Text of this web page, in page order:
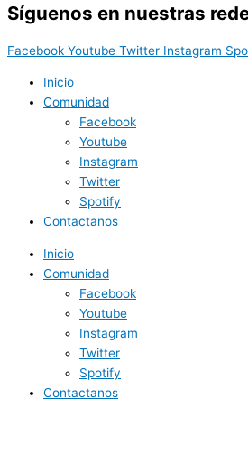
Síguenos en nuestras
Facebook Youtube Twitter Instagram
Inicio
Comunidad
Facebook
Youtube
Instagram
Twitter
Spotify
Contactanos
Inicio
Comunidad
Facebook
Youtube
Instagram
Twitter
Spotify
Contactanos